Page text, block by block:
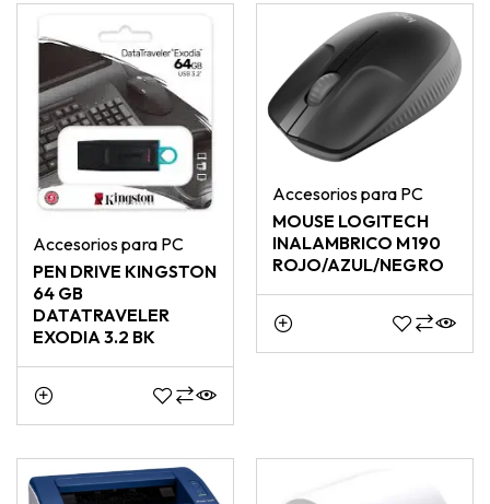
Accesorios para PC
PEN DRIVE KINGSTON
64 GB
DATATRAVELER
EXODIA 3.2 BK
Accesorios para PC
MOUSE LOGITECH
INALAMBRICO M190
ROJO/AZUL/NEGRO